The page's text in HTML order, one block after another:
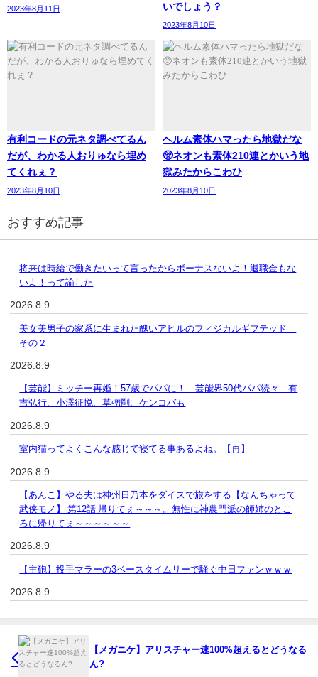
2023年8月11日
いでしょう？
2023年8月10日
有利コードの元ネタ調べてるん
だが、わかる人おりゅなら埋め
てくれぇ？
2023年8月10日
ヘルム素体ハマったら地獄だな
🥺ネオンも素体210連とかいう地
獄みたからこわひ
2023年8月10日
おすすめ記事
将来は時給で働きたいって言ったからボーナスないよ！退職金もな
いよ！って諭した
2026.8.9
美女美男子の家系に生まれた醜いアヒルのフィジカルギフテッド
その２
2026.8.9
【芸能】ミッチー再婚！57歳でパパに！ 芸能界50代パパ続々 有
吉弘行、小澤征悦、草彅剛、ケンコバも
2026.8.9
室内猫ってよくこんな感じで寝てる事あるよね。【再】
2026.8.9
【あんこ】やる夫は神州日乃本をダイスで旅をする【なんちゃって
武侠モノ】 第12話 帰りてぇ～～～。無性に神農門派の師姉のとこ
ろに帰りてぇ～～～～～～
2026.8.9
【主砲】投手マラーの3ベースタイムリーで騒ぐ中日ファンｗｗｗ
2026.8.9
【メガニケ】アリスチャー速100%超えるとどうなる
ん?